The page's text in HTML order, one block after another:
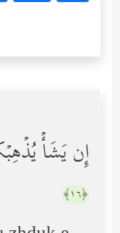
إِن یَشَأۡ
﴿١٦﴾